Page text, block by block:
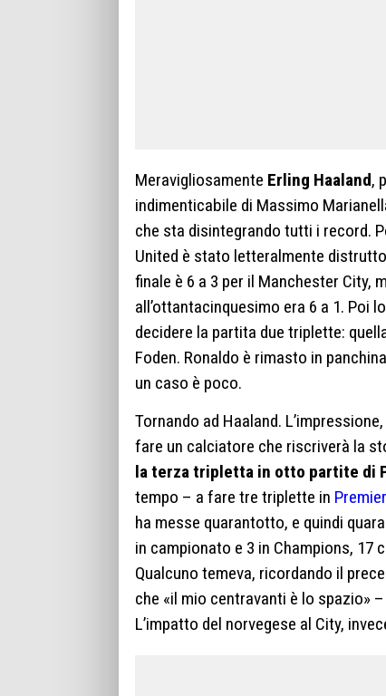
Meravigliosamente Erling Haaland,
indimenticabile di Massimo
che sta disintegrando tutti i record.
United è stato letteralmente
finale è 6 a 3 per il Manchester City,
all’ottantacinquesimo era 6 a 1. Poi
decidere la partita due triplette:
Foden. Ronaldo è rimasto in
un caso è poco.
Tornando ad Haaland.
fare un calciatore che riscriverà la
la terza tripletta in otto partite di
tempo – a fare tre triplette in Premier
ha messe quarantotto, e quindi
in campionato e 3 in Champions,
Qualcuno temeva, ricordando il
che «il mio centravanti è lo spazio»
L’impatto del norvegese al City,